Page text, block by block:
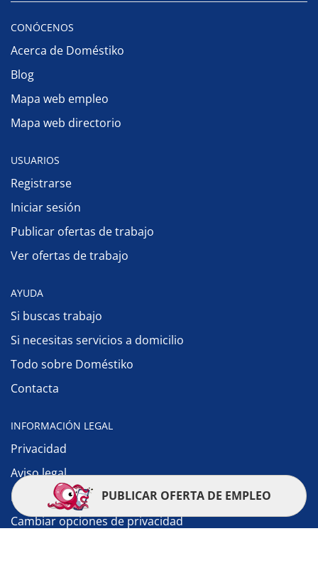
CONÓCENOS
Acerca de Doméstiko
Blog
Mapa web empleo
Mapa web directorio
USUARIOS
Registrarse
Iniciar sesión
Publicar ofertas de trabajo
Ver ofertas de trabajo
AYUDA
Si buscas trabajo
Si necesitas servicios a domicilio
Todo sobre Doméstiko
Contacta
INFORMACIÓN LEGAL
Privacidad
Aviso legal
Política de cookies
Cambiar opciones de privacidad
PUBLICAR OFERTA DE EMPLEO